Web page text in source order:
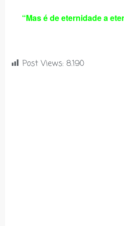
“Mas é de eternidade a
Post Views: 8.190